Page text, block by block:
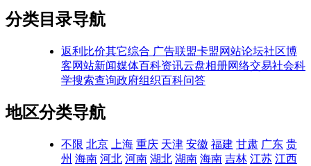
分类目录导航
返利比价其它综合 广告联盟卡盟网站论坛社区博
客网站新闻媒体百科资讯云盘相册网络交易社会科
学搜索查询政府组织百科问答
地区分类导航
不限 北京 上海 重庆 天津 安徽 福建 甘肃 广东 贵
州 海南 河北 河南 湖北 湖南 海南 吉林 江苏 江西